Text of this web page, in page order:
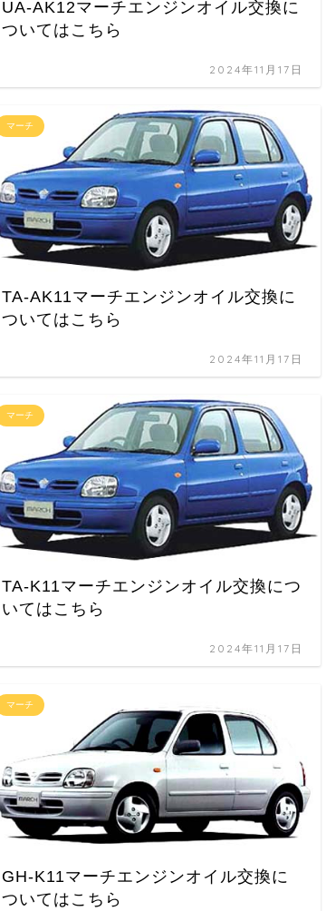
UA-AK12マーチエンジンオイル交換に
ついてはこちら
2024年11月17日
マーチ
TA-AK11マーチエンジンオイル交換に
ついてはこちら
2024年11月17日
マーチ
TA-K11マーチエンジンオイル交換につ
いてはこちら
2024年11月17日
マーチ
GH-K11マーチエンジンオイル交換に
ついてはこちら